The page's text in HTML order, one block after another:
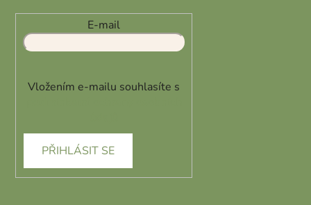
E-mail
Vložením e-mailu souhlasíte s
PŘIHLÁSIT SE